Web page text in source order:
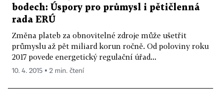
bodech: Úspory pro průmysl i pětičlenná
rada ERÚ
Změna plateb za obnovitelné zdroje může ušetřit
průmyslu až pět miliard korun ročně. Od poloviny roku
2017 povede energetický regulační úřad...
10. 4. 2015 ▪ 2 min. čtení